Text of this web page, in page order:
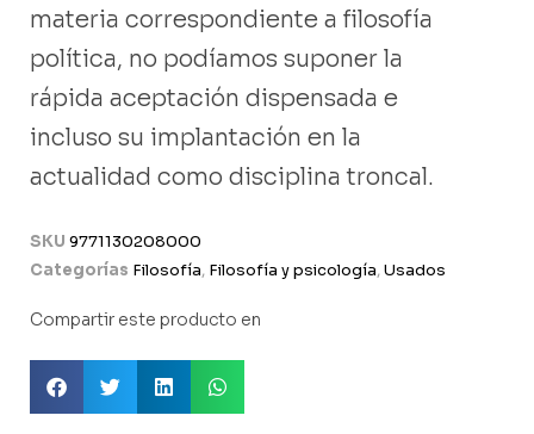
materia correspondiente a filosofía
política, no podíamos suponer la
rápida aceptación dispensada e
incluso su implantación en la
actualidad como disciplina troncal.
SKU 9771130208000
Categorías Filosofía, Filosofía y psicología,Usados
Compartir este producto en